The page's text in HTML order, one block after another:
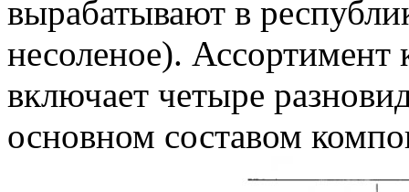
вырабатывают в
несоленое). Ассортимент
включает четыре
основном составом